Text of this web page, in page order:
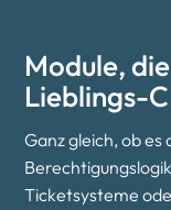
Module,
Lieblings-
Ganz gleich, ob es
Ticketsysteme